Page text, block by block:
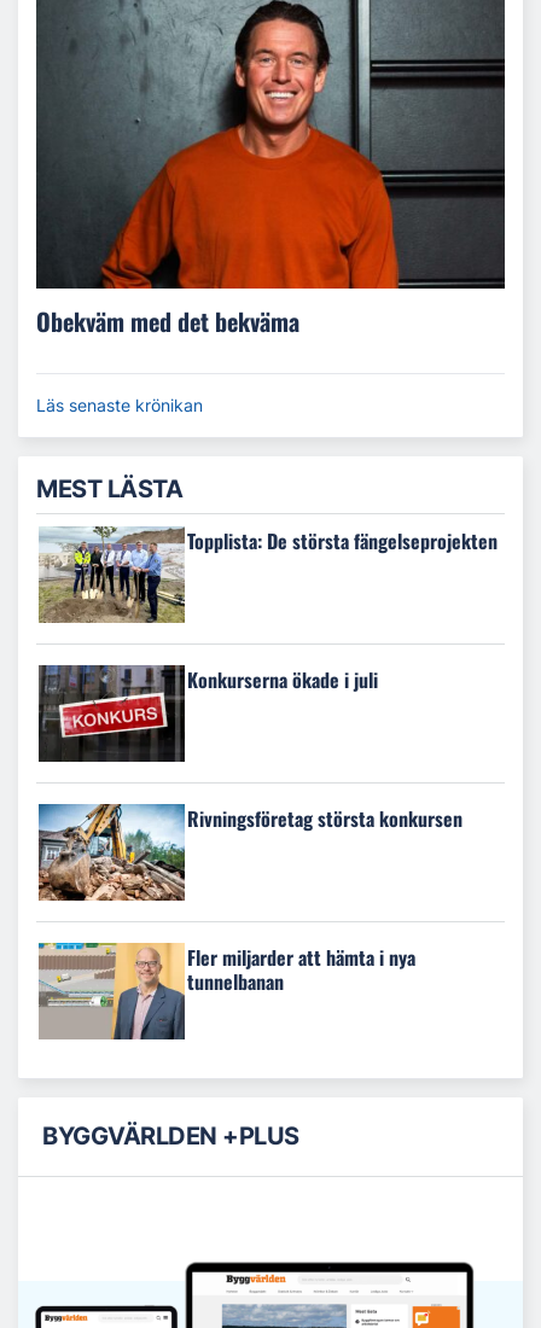
Obekväm med det bekväma
Läs senaste krönikan
MEST LÄSTA
Topplista: De största fängelseprojekten
Konkurserna ökade i juli
Rivningsföretag största konkursen
Fler miljarder att hämta i nya
tunnelbanan
BYGGVÄRLDEN +PLUS